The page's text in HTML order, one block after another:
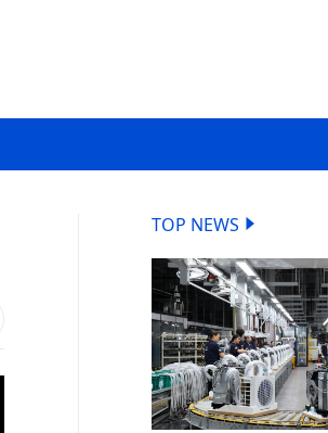
TOP NEWS